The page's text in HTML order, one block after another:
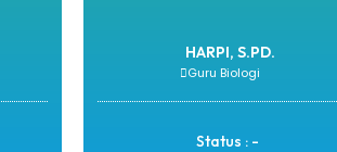
HARPI, S.PD.
Guru Biologi
Status : -